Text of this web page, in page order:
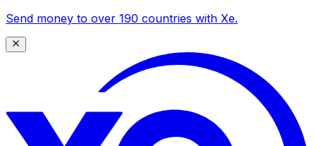
Send money to over 190 countries with Xe.